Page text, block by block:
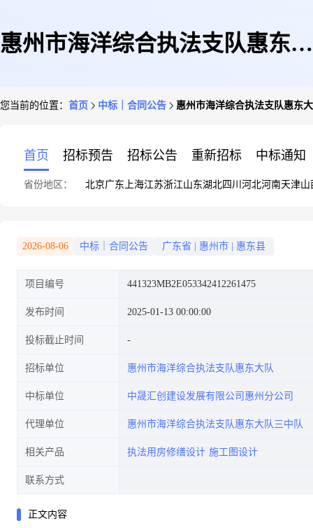
惠州市海洋综合执法支队惠东大
您当前的位置： 首页 中标｜合同公告 惠州市海洋综合执法支队惠东
首页 招标预告 招标公告 重新招标 中标通知
省份地区： 北京广东 上海江苏浙江山东湖北四川 河北河南天津山
2026-08-06 中标｜合同公告 广东省 惠州市 惠东县
项目编号 441323MB2E053342412261475
发布时间 2025-01-13 00:00:00
投标截止时间
招标单位 惠州市海洋综合执法支队惠东大队
中标单位 中晟汇创建设发展有限公司惠州分公司
代理单位 惠州市海洋综合执法支队惠东大队三中队
相关产品 执法用房修缮设计 施工图设计
联系方式
正文内容